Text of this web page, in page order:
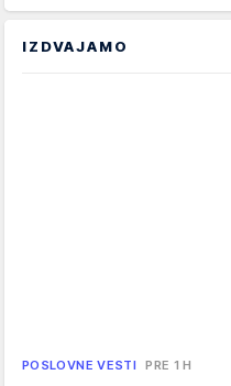
IZDVAJAMO
POSLOVNE VESTI PRE 1 H